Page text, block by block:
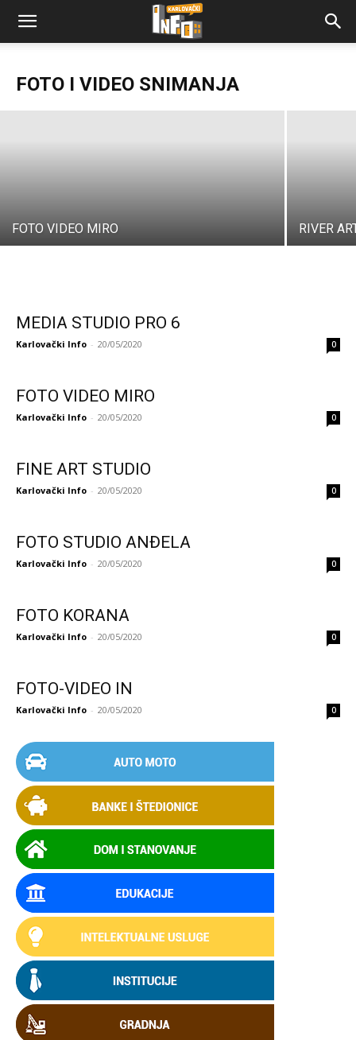
FOTO I VIDEO SNIMANJA
Karlovački Info - 20/05/2020
FOTO VIDEO MIRO RIVER
MEDIA STUDIO PRO 6
Karlovački Info - 20/05/2020 0
FOTO VIDEO MIRO
Karlovački Info - 20/05/2020 0
FINE ART STUDIO
Karlovački Info - 20/05/2020 0
FOTO STUDIO ANĐELA
Karlovački Info - 20/05/2020 0
FOTO KORANA
Karlovački Info - 20/05/2020 0
FOTO-VIDEO IN
Karlovački Info - 20/05/2020 0